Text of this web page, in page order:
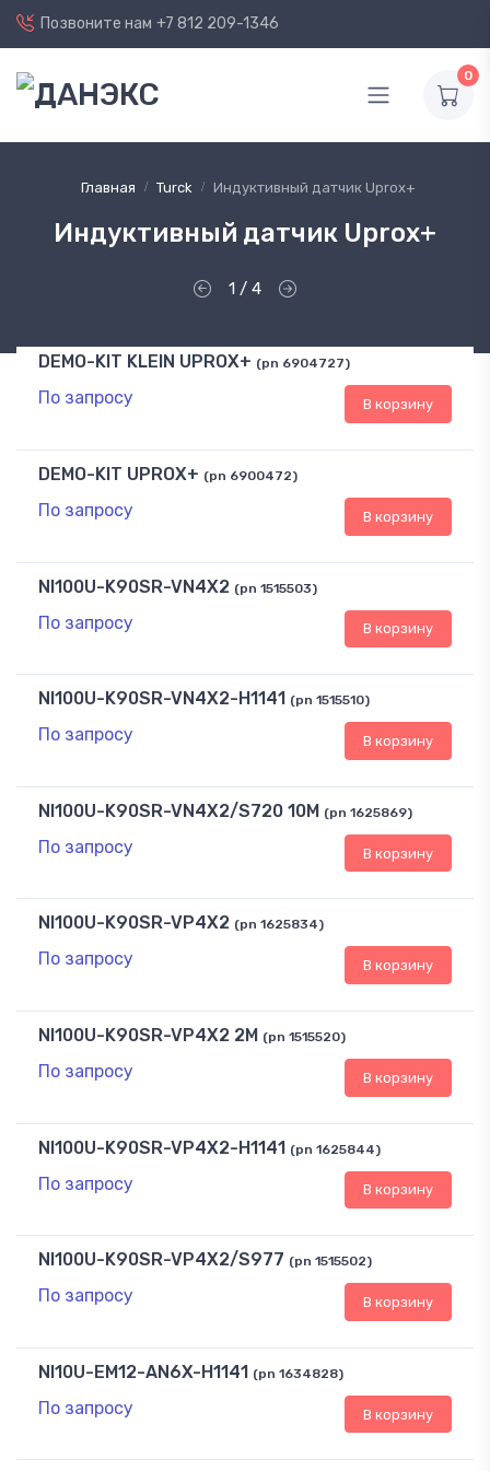
Позвоните нам +7 812 209-1346
0
Главная Turck Индуктивный датчик Uprox+
Индуктивный датчик Uprox+
1 / 4
DEMO-KIT KLEIN UPROX+ (pn 6904727)
По запросу В корзину
DEMO-KIT UPROX+ (pn 6900472)
По запросу В корзину
NI100U-K90SR-VN4X2 (pn 1515503)
По запросу В корзину
NI100U-K90SR-VN4X2-H1141 (pn 1515510)
По запросу В корзину
NI100U-K90SR-VN4X2/S720 10M (pn 1625869)
По запросу В корзину
NI100U-K90SR-VP4X2 (pn 1625834)
По запросу В корзину
NI100U-K90SR-VP4X2 2M (pn 1515520)
По запросу В корзину
NI100U-K90SR-VP4X2-H1141 (pn 1625844)
По запросу В корзину
NI100U-K90SR-VP4X2/S977 (pn 1515502)
По запросу В корзину
NI10U-EM12-AN6X-H1141 (pn 1634828)
По запросу В корзину